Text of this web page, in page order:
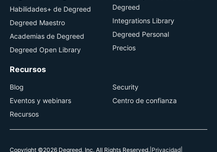
Habilidades+ de Degreed
Degreed Maestro
Academias de Degreed
Degreed Open Library
Degreed
Integrations Library
Degreed Personal
Precios
Recursos
Blog
Eventos y webinars
Recursos
Security
Centro de confianza
Copyright ©2026 Degreed, Inc. All Rights Reserved. Privacidad